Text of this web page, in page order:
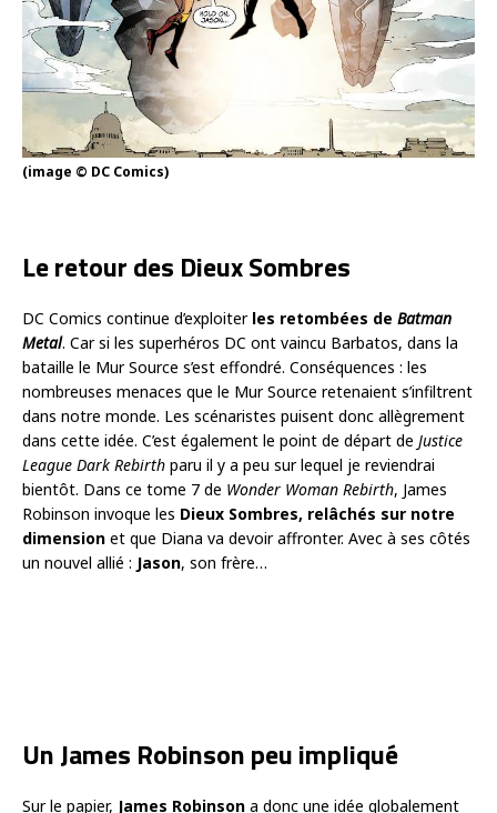
(image © DC Comics)
Le retour des Dieux Sombres
DC Comics continue d’exploiter les retombées de Batman
Metal. Car si les superhéros DC ont vaincu Barbatos, dans la
bataille le Mur Source s’est effondré. Conséquences : les
nombreuses menaces que le Mur Source retenaient s’infiltrent
dans notre monde. Les scénaristes puisent donc allègrement
dans cette idée. C’est également le point de départ de Justice
League Dark Rebirth paru il y a peu sur lequel je reviendrai
bientôt. Dans ce tome 7 de Wonder Woman Rebirth, James
Robinson invoque les Dieux Sombres, relâchés sur notre
dimension et que Diana va devoir affronter. Avec à ses côtés
un nouvel allié : Jason, son frère…
Un James Robinson peu impliqué
Sur le papier, James Robinson a donc une idée globalement